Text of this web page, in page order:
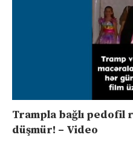
Trampla bağlı pedofil
düşmür! – Video